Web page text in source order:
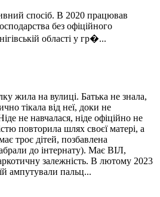
спосіб. В 2020 працював
без офіційного
області у гр�...
жила на вулиці. Батька не знала,
тікала від неї, доки не
не навчалася, ніде офіційно не
повторила шлях своєї матері, а
троє дітей, позбавлена
до інтернату). Має ВІЛ,
залежність. В лютому 2023
ампутували пальц...